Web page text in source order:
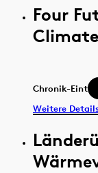
Four
Chronik-Eintrag
Weitere